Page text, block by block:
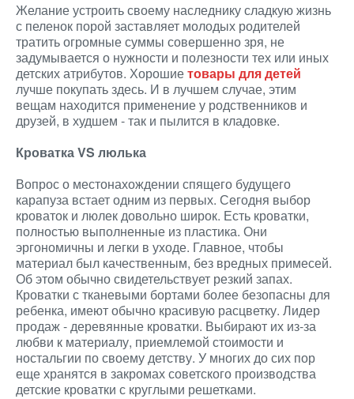
Желание устроить своему наследнику сладкую жизнь
с пеленок порой заставляет молодых родителей
тратить огромные суммы совершенно зря, не
задумывается о нужности и полезности тех или иных
детских атрибутов. Хорошиетовары для детей
лучше покупать здесь. И в лучшем случае, этим
вещам находится применение у родственников и
друзей, в худшем - так и пылится в кладовке.
Кроватка VS люлька
Вопрос о местонахождении спящего будущего
карапуза встает одним из первых. Сегодня выбор
кроваток и люлек довольно широк. Есть кроватки,
полностью выполненные из пластика. Они
эргономичны и легки в уходе. Главное, чтобы
материал был качественным, без вредных примесей.
Об этом обычно свидетельствует резкий запах.
Кроватки с тканевыми бортами более безопасны для
ребенка, имеют обычно красивую расцветку. Лидер
продаж - деревянные кроватки. Выбирают их из-за
любви к материалу, приемлемой стоимости и
ностальгии по своему детству. У многих до сих пор
еще хранятся в закромах советского производства
детские кроватки с круглыми решетками.